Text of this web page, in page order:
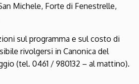
Michele, Forte di Fenestrelle,
sul programma e sul costo di
rivolgersi in Canonica del
(tel. 0461 / 980132 – al mattino).